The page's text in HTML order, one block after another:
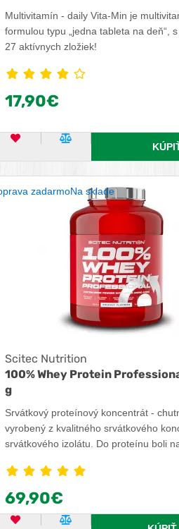
Multivitamín - daily Vita-Min je
formulou typu „jedna tableta na deň“,
27 aktívnych zložiek!
17,90€
OBĽÚBENÝ PRODUKTPOROVNAŤ PRODUKT
zadarmoNa sklade
Scitec Nutrition
100% Whey Protein
g
Srvátkový proteínový koncentrát -
vyrobený z kvalitného srvátkového
srvátkového izolátu. Do proteínu boli
100% Whey Protein Professional, 2350
srvátkového proteínu, podporuje rast
ochranu a urýchľuje regeneráciu po
tréningu. Pridané tráviace enzýmy
69,90€